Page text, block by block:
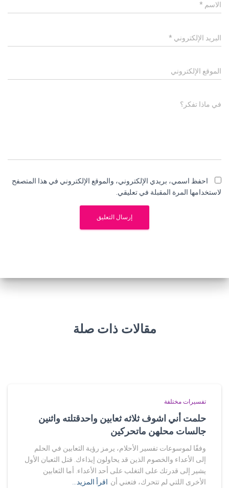
الاسم *
البريد الإلكتروني *
الموقع الإلكتروني
في ماذا تفكر؟
احفظ اسمي، بريدي الإلكتروني، والموقع الإلكتروني في هذا المتصفح
لاستخدامها المرة المقبلة في تعليقي.
مقالات ذات صلة
تفسيرات مختلفة
حلمت أني اشوف ثلاثه ثعابين واحدقتلته واثنين
جالسات محلهن ماتحركين
وفقًا لموسوعات تفسير الأحلام، يرمز رؤية الثعابين في الحلم
إلى الأعداء والخصوم الذين قد يحاولون إيذاءك. قتل الثعبان الأول
يشير إلى قدرتك على التغلب على أحد الأعداء. أما الثعابين
الأخرى اللتي لم تتحرك، فتعني أن اقرأ المزيد…